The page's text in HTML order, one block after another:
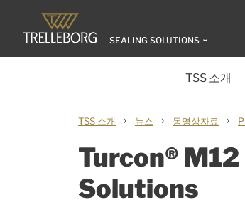
SEALING SOLUTIONS
TSS 소개
TSS 소개 › 뉴스 › 동영상자료 ›
Turcon®
Solutions